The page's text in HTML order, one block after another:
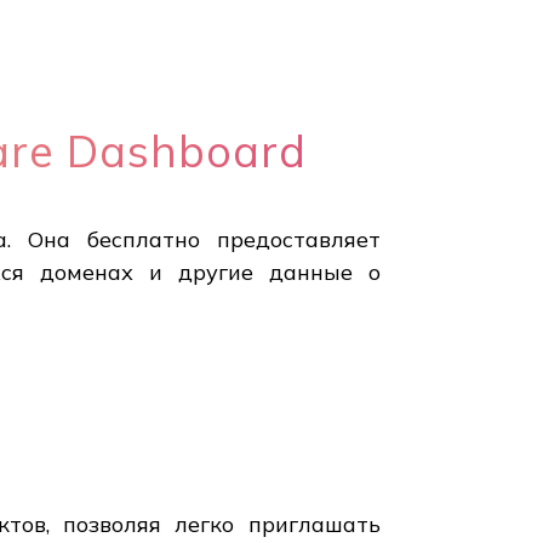
Dashboard
бесплатно предоставляет
доменах и другие данные о
позволяя легко приглашать